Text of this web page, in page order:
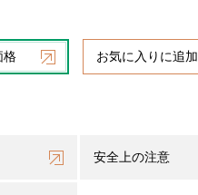
格 お気に入りに追加
安全上の注意